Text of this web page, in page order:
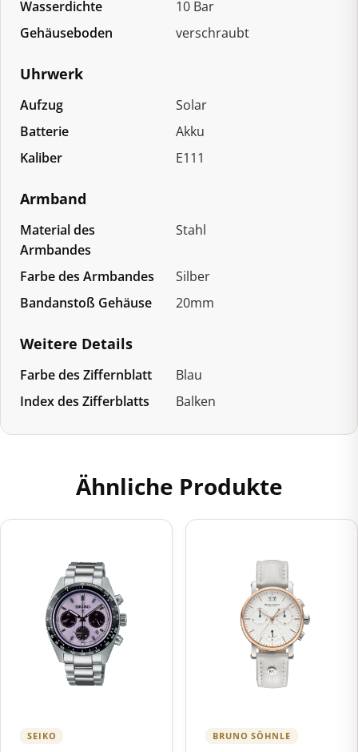
Wasserdichte
10 Bar
Gehäuseboden
verschraubt
Uhrwerk
Aufzug
Solar
Batterie
Akku
Kaliber
E111
Armband
Material des
Armbandes
Stahl
Farbe des Armbandes
Silber
Bandanstoß Gehäuse
20mm
Weitere Details
Farbe des Ziffernblatt
Blau
Index des Zifferblatts
Balken
Ähnliche Produkte
SEIKO BRUNO SÖHNLE